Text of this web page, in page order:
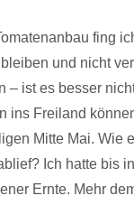
fing
und nicht
– ist es besser
ins Freiland
Mitte Mai. Wie
Ich hatte bis
Ernte. Mehr